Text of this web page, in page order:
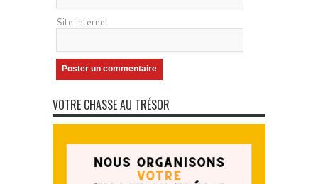
Site internet
VOTRE CHASSE AU TRÉSOR